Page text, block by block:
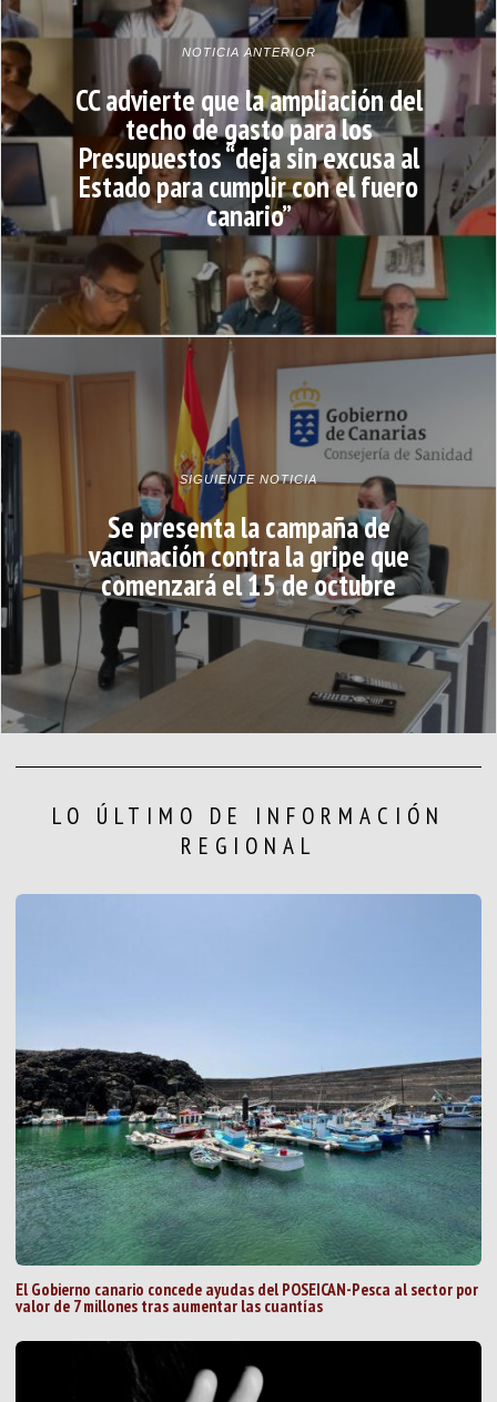
NOTICIA ANTERIOR
CC advierte que la ampliación del
techo de gasto para los
Presupuestos “deja sin excusa al
Estado para cumplir con el fuero
canario”
SIGUIENTE NOTICIA
Se presenta la campaña de
vacunación contra la gripe que
comenzará el 15 de octubre
LO ÚLTIMO DE INFORMACIÓN
REGIONAL
El Gobierno canario concede ayudas del POSEICAN-Pesca al sector por
valor de 7 millones tras aumentar las cuantías